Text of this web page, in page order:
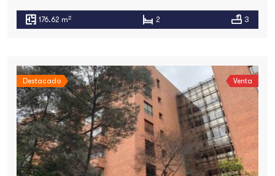
176.62 m2 2 3
Destacado Venta